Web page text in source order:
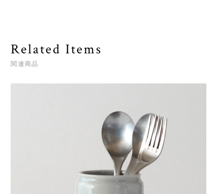
Related Items
関連商品